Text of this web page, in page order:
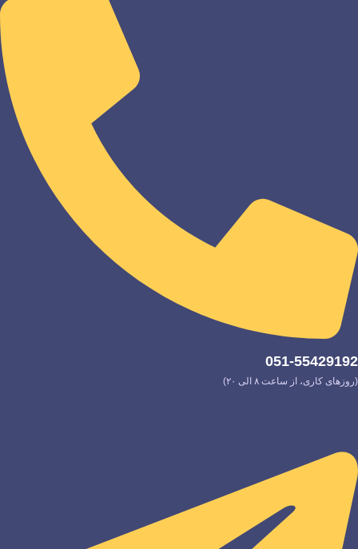
051-55429192
(روزهای کاری، از ساعت ۸ الی ۲۰)